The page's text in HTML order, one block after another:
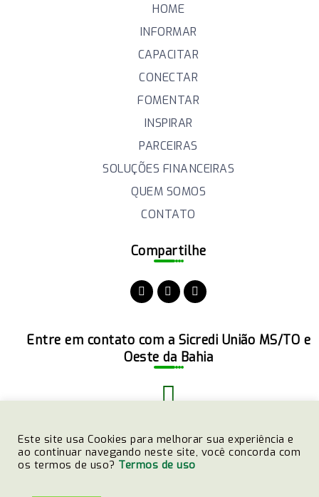
HOME
INFORMAR
CAPACITAR
CONECTAR
FOMENTAR
INSPIRAR
PARCEIRAS
SOLUÇÕES FINANCEIRAS
QUEM SOMOS
CONTATO
Compartilhe
Entre em contato com a Sicredi União MS/TO e
Oeste da Bahia
(51)3358-4770
Este site usa Cookies para melhorar sua experiência e
ao continuar navegando neste site, você concorda com
os termos de uso? Termos de uso